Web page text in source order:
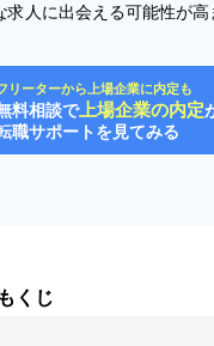
求人に出会える可能性が高
リーターから上場企業に内定も
料相談で上場企業の内定
職サポートを見てみる
くじ